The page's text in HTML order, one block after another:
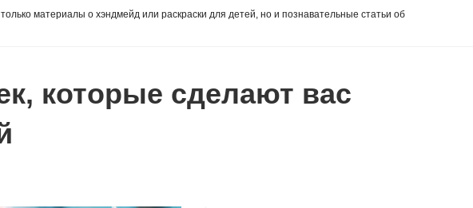
материалы о хэндмейд или раскраски для детей, но и познавательные статьи об
которые сделают вас